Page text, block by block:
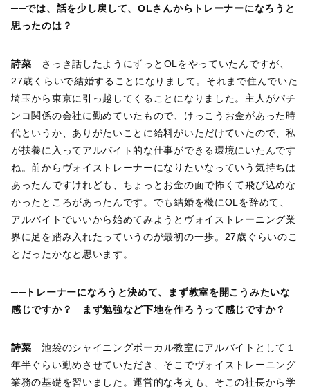
──では、話を少し戻して、OLさんからトレーナーになろうと
思ったのは？
詩菜 さっき話したようにずっとOLをやっていたんですが、
27歳くらいで結婚することになりまして。それまで住んでいた
埼玉から東京に引っ越してくることになりました。主人がパチ
ンコ関係の会社に勤めていたもので、けっこうお金があった時
代というか、ありがたいことに給料がいただけていたので、私
が扶養に入ってアルバイト的な仕事ができる環境にいたんです
ね。前からヴォイストレーナーになりたいなっていう気持ちは
あったんですけれども、ちょっとお金の面で怖くて飛び込めな
かったところがあったんです。でも結婚を機にOLを辞めて、
アルバイトでいいから始めてみようとヴォイストレーニング業
界に足を踏み入れたっていうのが最初の一歩。27歳ぐらいのこ
とだったかなと思います。
──トレーナーになろうと決めて、まず教室を開こうみたいな
感じですか？ まず勉強など下地を作ろうって感じですか？
詩菜 池袋のシャイニングボーカル教室にアルバイトとして１
年半ぐらい勤めさせていただき、そこでヴォイストレーニング
業務の基礎を習いました。運営的な考えも、そこの社長から学